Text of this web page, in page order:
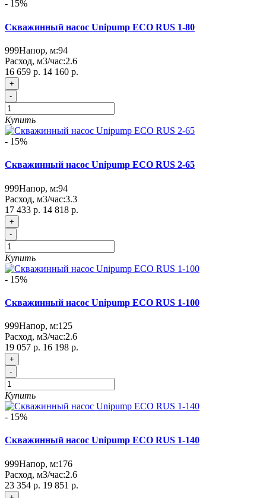
- 15%
Скважинный насос Unipump ECO RUS 1-80
999Напор, м:94
Расход, м3/час:2.6
16 659 р. 14 160 р.
+
-
Купить
- 15%
Скважинный насос Unipump ECO RUS 2-65
999Напор, м:94
Расход, м3/час:3.3
17 433 р. 14 818 р.
+
-
Купить
- 15%
Скважинный насос Unipump ECO RUS 1-100
999Напор, м:125
Расход, м3/час:2.6
19 057 р. 16 198 р.
+
-
Купить
- 15%
Скважинный насос Unipump ECO RUS 1-140
999Напор, м:176
Расход, м3/час:2.6
23 354 р. 19 851 р.